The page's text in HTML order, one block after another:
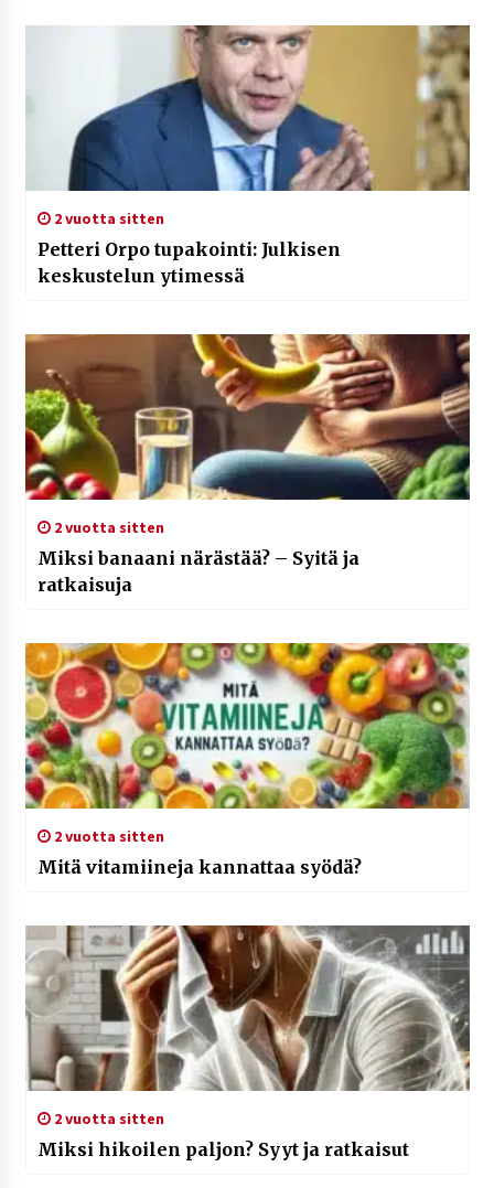
2 vuotta sitten
Petteri Orpo tupakointi: Julkisen
keskustelun ytimessä
2 vuotta sitten
Miksi banaani närästää? – Syitä ja
ratkaisuja
2 vuotta sitten
Mitä vitamiineja kannattaa syödä?
2 vuotta sitten
Miksi hikoilen paljon? Syyt ja ratkaisut